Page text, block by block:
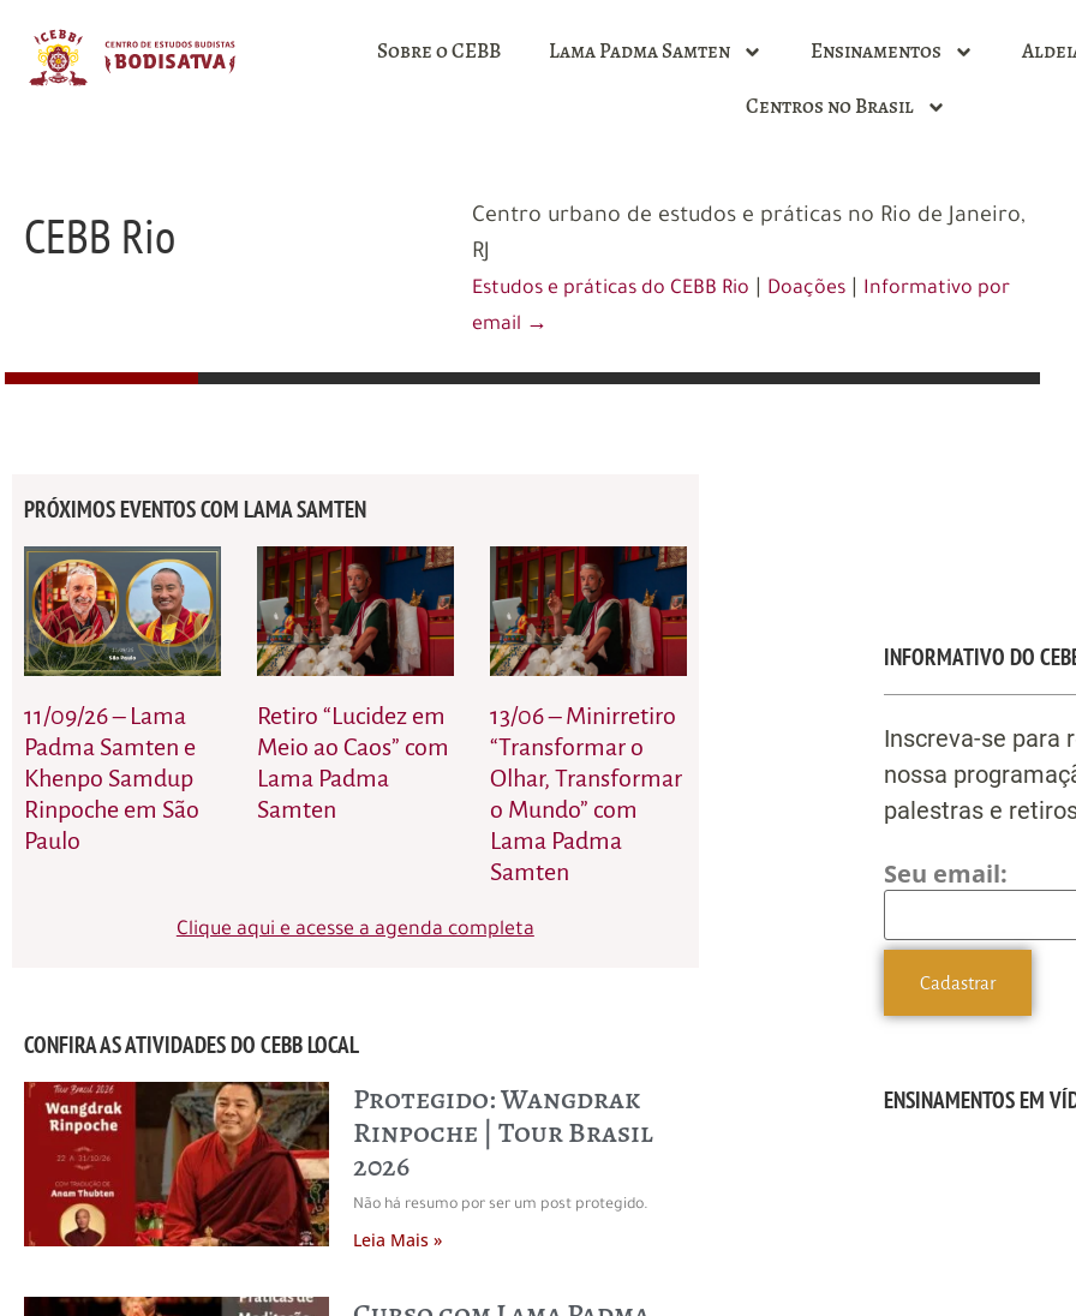
Sobre o CEBB Lama Padma Samten Ensinamentos
Centros no Brasil
CEBB Rio
Centro urbano de estudos e práticas no Rio de Janeiro,
RJ
Estudos e práticas do CEBB Rio Doações
Informativo por
email →
PRÓXIMOS EVENTOS COM LAMA SAMTEN
11/09/26 – Lama
Padma Samten e
Khenpo Samdup
Rinpoche em São
Paulo
Retiro “Lucidez em
Meio ao Caos” com
Lama Padma
Samten
13/06 – Minirretiro
“Transformar o
Olhar, Transformar
o Mundo” com
Lama Padma
Samten
Clique aqui e acesse a agenda completa
CONFIRA AS ATIVIDADES DO CEBB LOCAL
Protegido: Wangdrak
Rinpoche | Tour Brasil
2026
Não há resumo por ser um post protegido.
Leia Mais »
INFORMATIVO DO
Inscreva-se para
nossa
palestras e
Seu email:
ENSINAMENTOS EM